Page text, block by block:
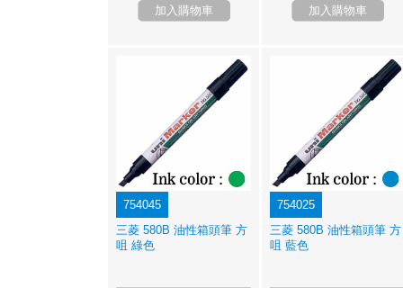
加入購物車 加入購物車
754045
三菱 580B 油性箱頭筆 方
咀 綠色
754025
三菱 580B 油性箱頭筆 方
咀 藍色